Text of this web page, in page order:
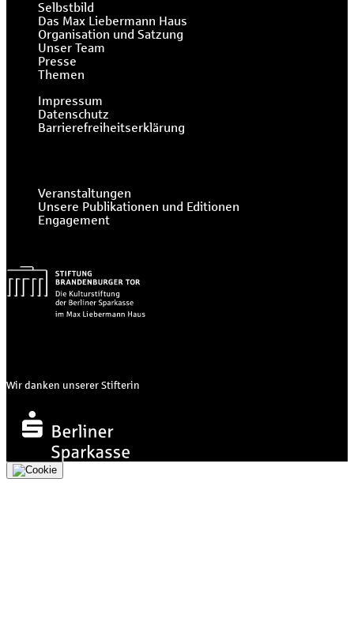
Selbstbild
Das Max Liebermann Haus
Organisation und Satzung
Unser Team
Presse
Themen
Impressum
Datenschutz
Barrierefreiheitserklärung
Veranstaltungen
Unsere Publikationen und Editionen
Engagement
Wir danken unserer Stifterin